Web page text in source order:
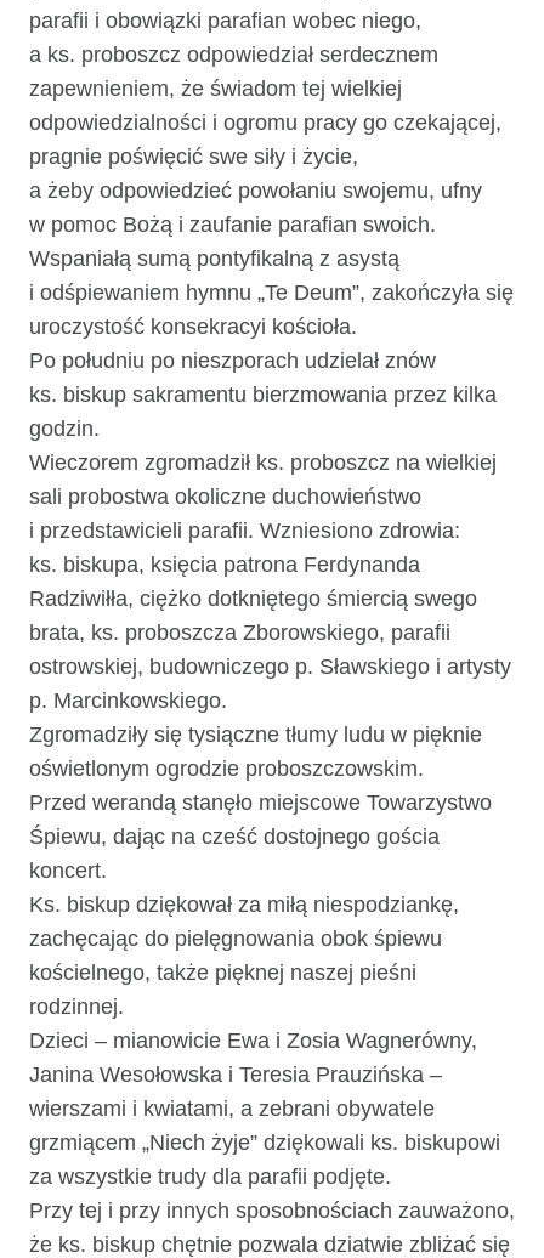
parafii i obowiązki parafian wobec niego,
a ks. proboszcz odpowiedział serdecznem
zapewnieniem, że świadom tej wielkiej
odpowiedzialności i ogromu pracy go czekającej,
pragnie poświęcić swe siły i życie,
a żeby odpowiedzieć powołaniu swojemu, ufny
w pomoc Bożą i zaufanie parafian swoich.
Wspaniałą sumą pontyfikalną z asystą
i odśpiewaniem hymnu „Te Deum”, zakończyła się
uroczystość konsekracyi kościoła.
Po południu po nieszporach udzielał znów
ks. biskup sakramentu bierzmowania przez kilka
godzin.
Wieczorem zgromadził ks. proboszcz na wielkiej
sali probostwa okoliczne duchowieństwo
i przedstawicieli parafii. Wzniesiono zdrowia:
ks. biskupa, księcia patrona Ferdynanda
Radziwiłła, ciężko dotkniętego śmiercią swego
brata, ks. proboszcza Zborowskiego, parafii
ostrowskiej, budowniczego p. Sławskiego i artysty
p. Marcinkowskiego.
Zgromadziły się tysiączne tłumy ludu w pięknie
oświetlonym ogrodzie proboszczowskim.
Przed werandą stanęło miejscowe Towarzystwo
Śpiewu, dając na cześć dostojnego gościa
koncert.
Ks. biskup dziękował za miłą niespodziankę,
zachęcając do pielęgnowania obok śpiewu
kościelnego, także pięknej naszej pieśni
rodzinnej.
Dzieci – mianowicie Ewa i Zosia Wagnerówny,
Janina Wesołowska i Teresia Prauzińska –
wierszami i kwiatami, a zebrani obywatele
grzmiącem „Niech żyje” dziękowali ks. biskupowi
za wszystkie trudy dla parafii podjęte.
Przy tej i przy innych sposobnościach zauważono,
że ks. biskup chętnie pozwala dziatwie zbliżać się